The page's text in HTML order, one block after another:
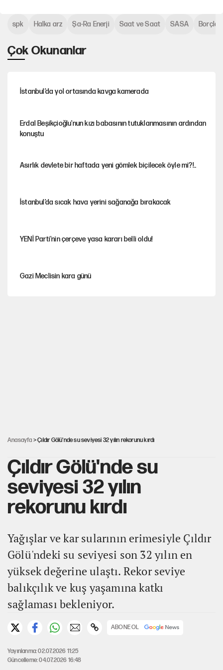
Çok Okunanlar
İstanbul’da yol ortasında kavga kamerada
Erdal Beşikçioğlu'nun kızı babasının tutuklanmasının ardından
konuştu
Asırlık devlete bir haftada yeni gömlek biçilecek öyle mi?!..
İstanbul’da sıcak hava yerini sağanağa bırakacak
YENİ Parti'nin çerçeve yasa kararı belli oldu!
Gazi Meclisin kara günü
spk Halka arz Şa-Ra Enerji Saat ve Saat SASA
Anasayfa > Çıldır Gölü'nde su seviyesi 32 yılın rekorunu kırdı
Çıldır Gölü'nde su
seviyesi 32 yılın
rekorunu kırdı
Yağışlar ve kar sularının erimesiyle Çıldır
Gölü'ndeki su seviyesi son 32 yılın en
yüksek değerine ulaştı. Rekor seviye
balıkçılık ve kuş yaşamına katkı
sağlaması bekleniyor.
ABONE OL
Yayınlanma: 02.07.2026 11:25
Güncelleme: 04.07.2026 16:48